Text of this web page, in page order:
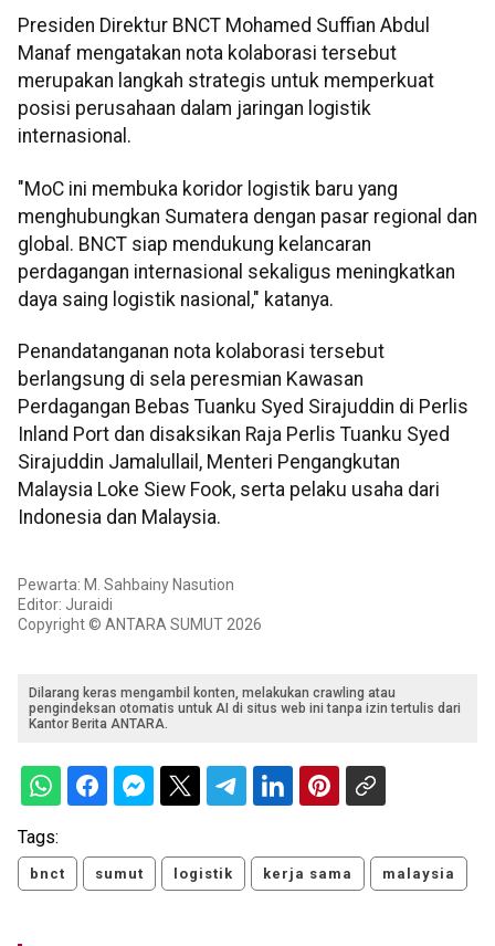
Presiden Direktur BNCT Mohamed Suffian Abdul
Manaf mengatakan nota kolaborasi tersebut
merupakan langkah strategis untuk memperkuat
posisi perusahaan dalam jaringan logistik
internasional.
"MoC ini membuka koridor logistik baru yang
menghubungkan Sumatera dengan pasar regional dan
global. BNCT siap mendukung kelancaran
perdagangan internasional sekaligus meningkatkan
daya saing logistik nasional," katanya.
Penandatanganan nota kolaborasi tersebut
berlangsung di sela peresmian Kawasan
Perdagangan Bebas Tuanku Syed Sirajuddin di Perlis
Inland Port dan disaksikan Raja Perlis Tuanku Syed
Sirajuddin Jamalullail, Menteri Pengangkutan
Malaysia Loke Siew Fook, serta pelaku usaha dari
Indonesia dan Malaysia.
Pewarta: M. Sahbainy Nasution
Editor: Juraidi
Copyright © ANTARA SUMUT 2026
Dilarang keras mengambil konten, melakukan crawling atau
pengindeksan otomatis untuk AI di situs web ini tanpa izin tertulis dari
Kantor Berita ANTARA.
Tags:
bnct sumut logistik kerja sama malaysia